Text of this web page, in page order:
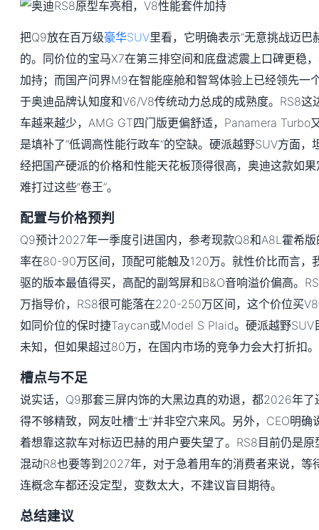
把Q9放在百万级豪华SUV里看，它明确表示“无意挑战迈巴
的。同价位的宝马X7在第三排空间和底盘滤震上口碑更稳
加持；而国产问界M9在智能座舱和智驾体验上已经领先一
于奥迪品牌认知度和V6/V8传统动力总成的成熟度。RS8这
车越来越少，AMG GT四门版更偏舒适，Panamera Turbo
是填补了“低调高性能行政车”的空缺。硬派越野SUV方面
经把国产硬派的价格和性能天花板顶得很高，奥迪这款如
难打过这些“卷王”。
配置与价格预判
Q9预计2027年一季度引进国内，参考现款Q8和A8L霍希
率在80-90万区间，顶配可能触及120万。就性价比而言，
驱的版本最值得买，高配的副驾屏和B&O音响溢价偏高。
万指导价，RS8很可能落在220-250万区间，这个价位买
如同价位的保时捷Taycan或Model S Plaid。硬派越野SUV
未知，但如果超过80万，在国内市场的竞争力会大打折扣。
槽点与不足
说实话，Q9那套三屏内饰的大黑边真的劝退，都2026年了
得不够精致，网友吐槽“土”并非空穴来风。另外，CEO明
着想靠这款车对标迈巴赫的用户要失望了。RS8目前仍是
混动R8也要等到2027年，对于急着用车的消费者来说，等
连概念车都还没定型，变数太大，不建议盲目期待。
总结建议